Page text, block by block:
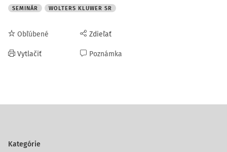
SEMINÁR WOLTERS KLUWER SR
Obľúbené
Vytlačiť
Zdieľať
Poznámka
Kategórie